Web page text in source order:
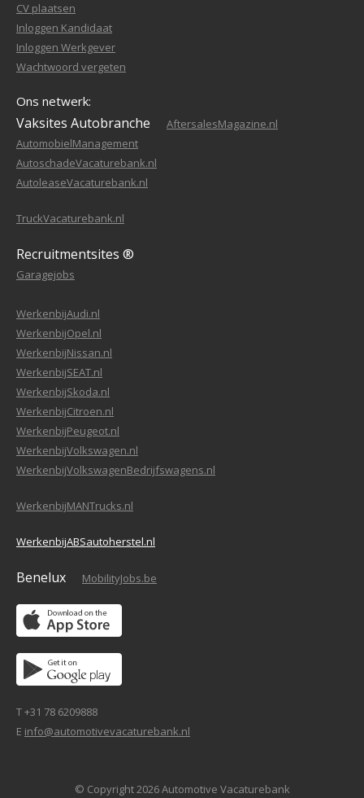
CV plaatsen
Inloggen Kandidaat
Inloggen Werkgever
Wachtwoord vergeten
Ons netwerk:
Vaksites Autobranche
AftersalesMagazine.nl
AutomobielManagement
AutoschadeVacaturebank.nl
AutoleaseVacaturebank.nl
TruckVacaturebank.nl
Recruitmentsites ®
Garagejobs
WerkenbijAudi.nl
WerkenbijOpel.nl
WerkenbijNissan.nl
WerkenbijSEAT.nl
WerkenbijSkoda.nl
WerkenbijCitroen.nl
WerkenbijPeugeot.nl
WerkenbijVolkswagen.nl
WerkenbijVolkswagenBedrijfswagens.nl
WerkenbijMANTrucks.nl
WerkenbijABSautoherstel.nl
Benelux MobilityJobs.be
T +31 78 6209888
E info@automotivevacaturebank.nl
© Copyright 2026 Automotive Vacaturebank